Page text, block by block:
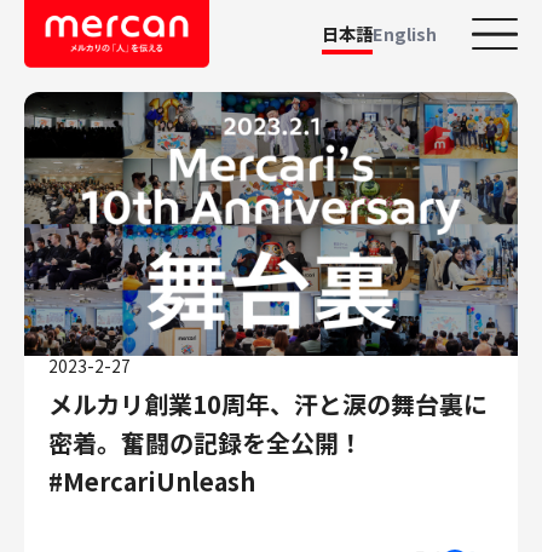
日本語English
カテゴリーから探す
会社・事業
鹿島アントラーズ
Ads
メルカリ
メルペイ
メルカリShops
メルカリR4Dラボ
AI/LLM
2023-2-27
メルカリ創業10周年、汗と涙の舞台裏に
密着。奮闘の記録を全公開！
#MercariUnleash